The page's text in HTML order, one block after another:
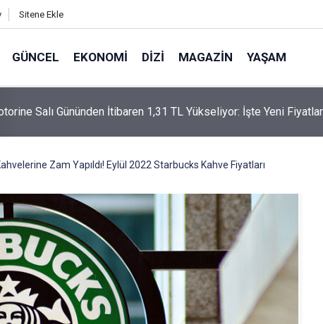
Sitene Ekle
GÜNCEL EKONOMI DIZI MAGAZIN YAŞAM
Ertaş’a “Bozkırın Tezenesi” Lakabını Kim Verdi? Beyaz’la Joker
Cevabı Merak Edildi
Zam Yapıldı! Eylül 2022 Starbucks Kahve Fiyatları